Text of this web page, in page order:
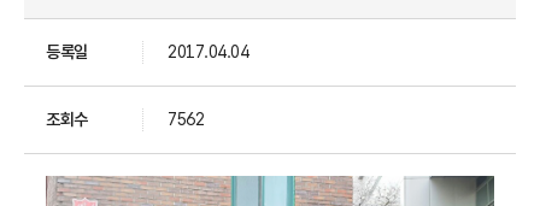
등록일 2017.04.04
조회수 7562